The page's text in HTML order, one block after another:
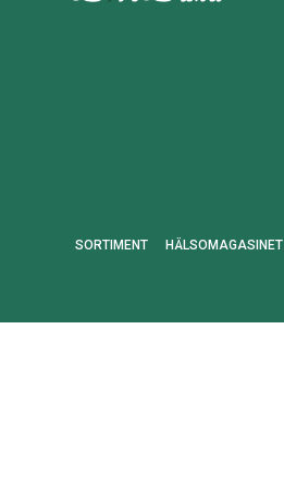
SORTIMENT HÄLSOMAGASINET